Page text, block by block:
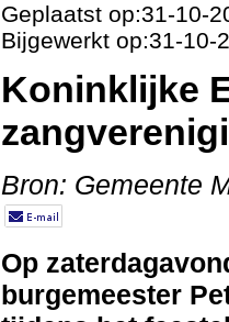
Geplaatst op:31-10-
Bijgewerkt op:31-10-
Koninklijke
Bron: Gemeente
Op
burgemeester